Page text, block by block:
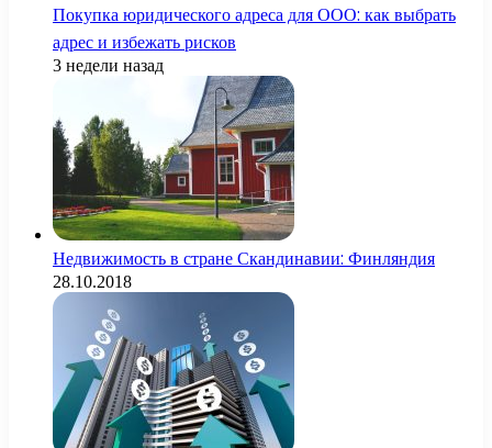
Покупка юридического адреса для ООО: как выбрать
адрес и избежать рисков
3 недели назад
Недвижимость в стране Скандинавии: Финляндия
28.10.2018